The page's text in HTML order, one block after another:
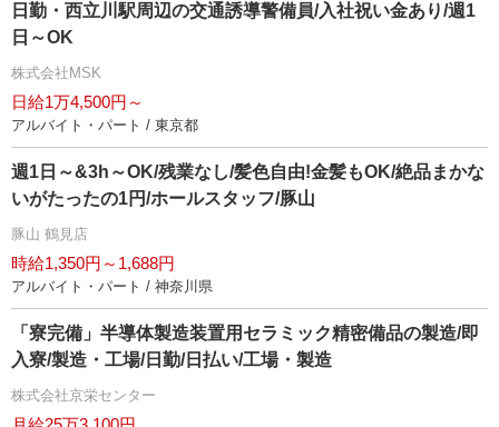
日勤・西立川駅周辺の交通誘導警備員/入社祝い金あり/週1
日～OK
株式会社MSK
日給1万4,500円～
アルバイト・パート / 東京都
週1日～&3h～OK/残業なし/髪色自由!金髪もOK/絶品まかな
いがたったの1円/ホールスタッフ/豚山
豚山 鶴見店
時給1,350円～1,688円
アルバイト・パート / 神奈川県
「寮完備」半導体製造装置用セラミック精密備品の製造/即
入寮/製造・工場/日勤/日払い/工場・製造
株式会社京栄センター